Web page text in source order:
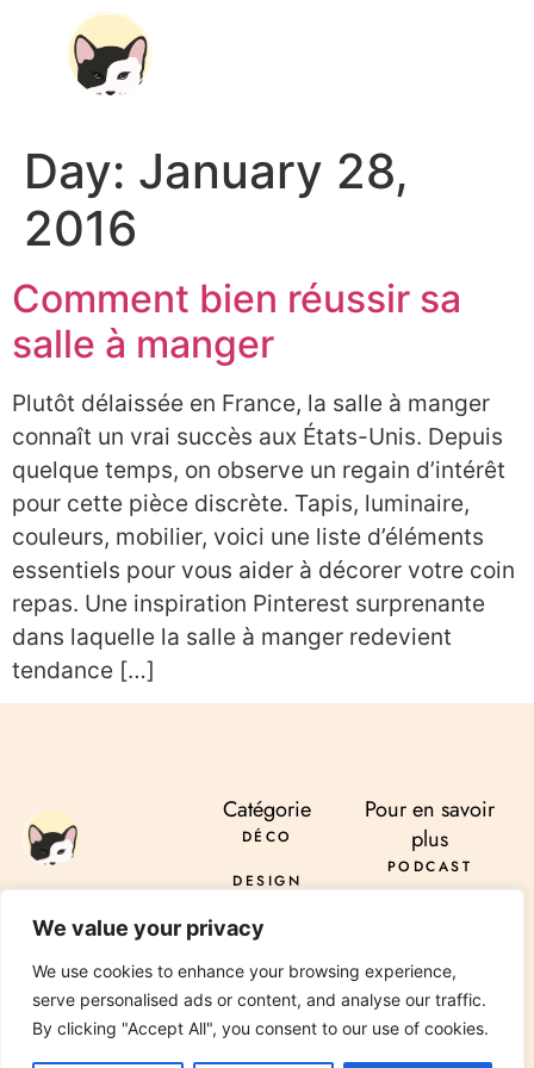
We value your privacy
We use cookies to enhance your browsing experience,
serve personalised ads or content, and analyse our traffic.
By clicking "Accept All", you consent to our use of cookies.
Day: January 28,
2016
Comment bien réussir sa
salle à manger
Plutôt délaissée en France, la salle à manger
connaît un vrai succès aux États-Unis. Depuis
quelque temps, on observe un regain d’intérêt
pour cette pièce discrète. Tapis, luminaire,
couleurs, mobilier, voici une liste d’éléments
essentiels pour vous aider à décorer votre coin
repas. Une inspiration Pinterest surprenante
dans laquelle la salle à manger redevient
tendance […]
Catégorie
DÉCO
DESIGN
DIY
RÉNOVATION
JARDIN
INSTAGRAMPINTEREST
TIKTOKPODCASTLINKEDIN
Pour en savoir
plus
PODCAST
CONTACT
© 2026 All Rights Reserved Chez Viviane. Design by
Media Pantheon, Inc.